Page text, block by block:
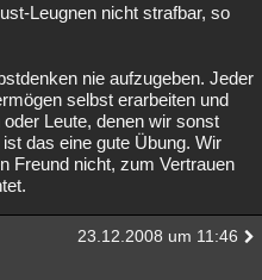
Leugnen nicht strafbar, so
nie aufzugeben. Jeder
selbst erarbeiten und
Leute, denen wir sonst
das eine gute Übung. Wir
Freund nicht, zum Vertrauen
23.12.2008 um 11:46